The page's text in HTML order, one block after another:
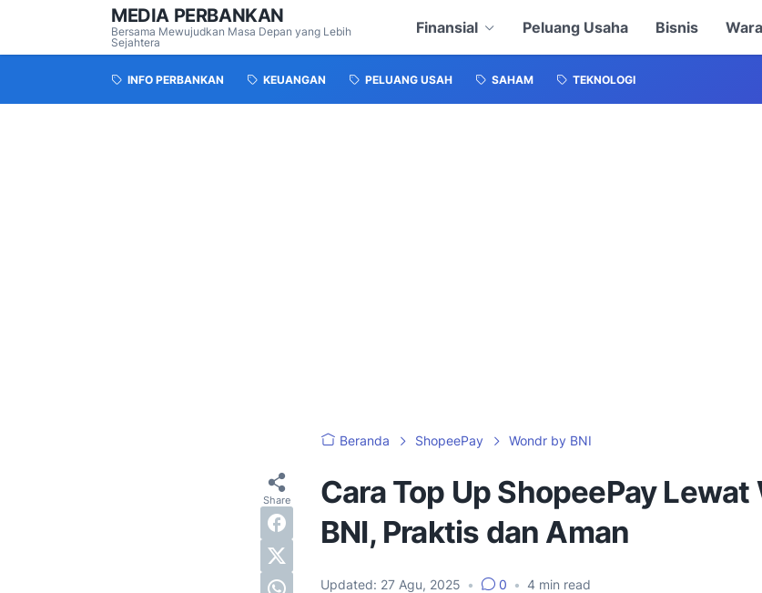
MEDIA PERBANKAN
Bersama Mewujudkan Masa Depan yang Lebih
Sejahtera
Finansial Peluang Usaha Bisnis
INFO PERBANKAN KEUANGAN PELUANG USAH SAHAM TEKNOLOGI
Beranda ShopeePay Wondr by BNI
Cara Top Up ShopeePay Lewat
BNI, Praktis dan Aman
Updated: 27 Agu, 2025 • 0 • 4 min read